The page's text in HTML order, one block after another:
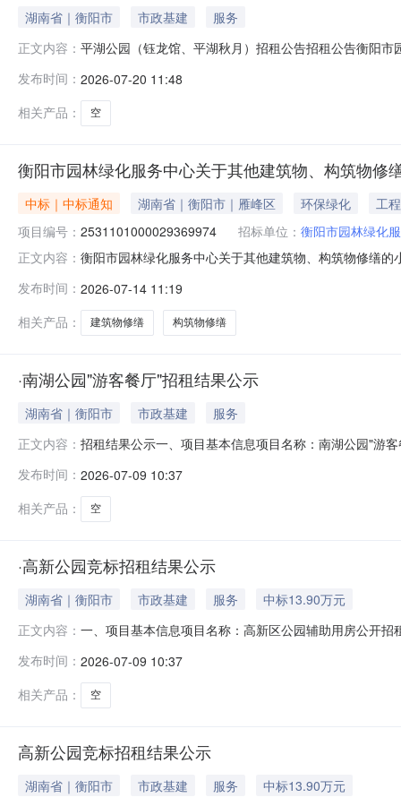
湖南省｜衡阳市 市政基建
服务
正文内容： 平湖公园（钰龙馆、平湖秋月）招租公告招租公告衡阳
2026年7月17日相关阅读：
发布时间： 2026-07-20 11:48
相关产品：
空
衡阳市园林绿化服务中心关于其他建筑物、构筑物修
中标｜中标通知 湖南省｜衡阳市｜雁峰区 环保绿化
工程
项目编号： 2531101000029369974 招标单位： 衡阳市园林绿化
正文内容： 衡阳市园林绿化服务中心关于其他建筑物、构筑物修缮
阳市本级报价起止时间：-二、采购单位信息采购单位名
发布时间： 2026-07-14 11:19
相关产品：
建筑物修缮 构筑物修缮
·南湖公园"游客餐厅"招租结果公示
湖南省｜衡阳市 市政基建
服务
正文内容： 招租结果公示一、项目基本信息项目名称：南湖公园"游
4836王琪涛116180.00三、公示期限公示期为3个工作日
招租单位提交质疑
发布时间： 2026-07-09 10:37
相关产品：
空
·高新公园竞标招租结果公示
湖南省｜衡阳市 市政基建 服务
中标13.90万元
正文内容： 一、项目基本信息项目名称：高新区公园辅助用房公开
车管理公司60000.002啡凡大咖3805湖南京物互联网科
发布时间： 2026-07-09 10:37
相关产品：
空
高新公园竞标招租结果公示
湖南省｜衡阳市 市政基建 服务 中标13.90万元